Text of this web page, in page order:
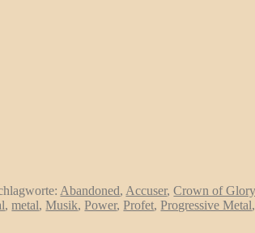
Abandoned, Accuser,Crown of Glory
,metal,Musik,Power,Profet,Progressive Metal